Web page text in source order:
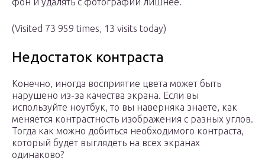
(Visited 73 959 times, 13 visits today)
Недостаток контраста
Конечно, иногда восприятие цвета может быть
нарушено из-за качества экрана. Если вы
используйте ноутбук, то вы наверняка знаете, как
меняется контрастность изображения с разных углов.
Тогда как можно добиться необходимого контраста,
который будет выглядеть на всех экранах
одинаково?